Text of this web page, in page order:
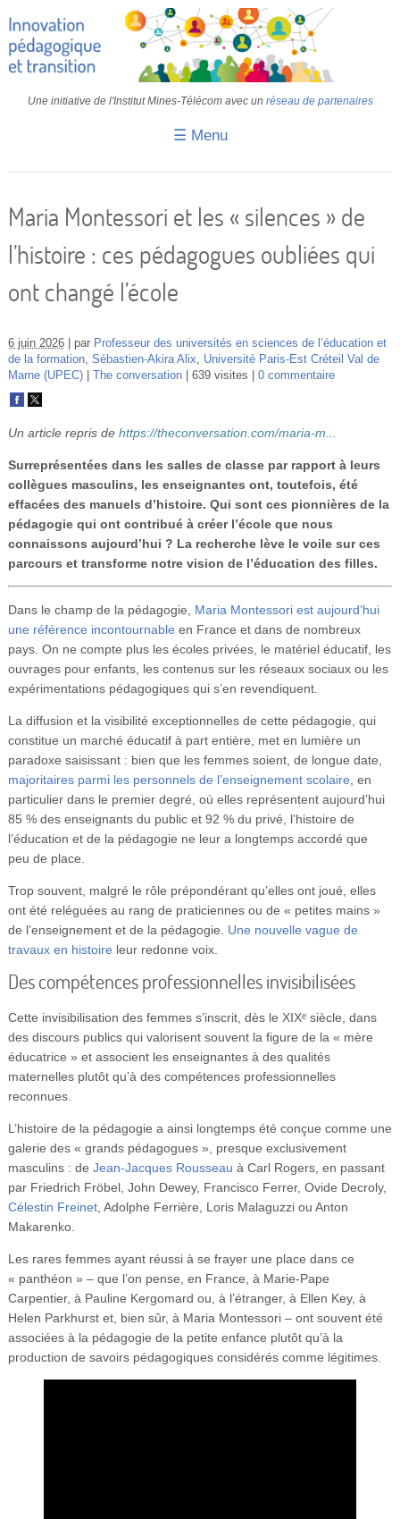
Une initiative de l'Institut Mines-Télécom avec un réseau de partenaires
☰ Menu
Transition
IMT
Colloques
Se connecter
Maria Montessori et les « silences » de
l’histoire : ces pédagogues oubliées qui
ont changé l’école
6 juin 2026 par Professeur des universités en sciences de l’éducation et
de la formation, Sébastien-Akira Alix
Université Paris-Est Créteil Val de
Marne (UPEC)
The conversation 639 visites 0 commentaire
Un article repris de https://theconversation.com/maria-m...
Surreprésentées dans les salles de classe par rapport à leurs
collègues masculins, les enseignantes ont, toutefois, été
effacées des manuels d’histoire. Qui sont ces pionnières de la
pédagogie qui ont contribué à créer l’école que nous
connaissons aujourd’hui ? La recherche lève le voile sur ces
parcours et transforme notre vision de l’éducation des filles.
Dans le champ de la pédagogie, Maria Montessori est aujourd’hui
une référence incontournable en France et dans de nombreux
pays. On ne compte plus les écoles privées, le matériel éducatif, les
ouvrages pour enfants, les contenus sur les réseaux sociaux ou les
expérimentations pédagogiques qui s’en revendiquent.
La diffusion et la visibilité exceptionnelles de cette pédagogie, qui
constitue un marché éducatif à part entière, met en lumière un
paradoxe saisissant : bien que les femmes soient, de longue date,
majoritaires parmi les personnels de l’enseignement scolaire , en
particulier dans le premier degré, où elles représentent aujourd’hui
85 % des enseignants du public et 92 % du privé, l’histoire de
l’éducation et de la pédagogie ne leur a longtemps accordé que
peu de place.
Trop souvent, malgré le rôle prépondérant qu’elles ont joué, elles
ont été reléguées au rang de praticiennes ou de « petites mains »
de l’enseignement et de la pédagogie. Une nouvelle vague de
travaux en histoire leur redonne voix.
Des compétences professionnelles invisibilisées
Cette invisibilisation des femmes s’inscrit, dès le XIXᵉ siècle, dans
des discours publics qui valorisent souvent la figure de la « mère
éducatrice » et associent les enseignantes à des qualités
maternelles plutôt qu’à des compétences professionnelles
reconnues.
L’histoire de la pédagogie a ainsi longtemps été conçue comme une
galerie des « grands pédagogues », presque exclusivement
masculins : de Jean-Jacques Rousseau à Carl Rogers, en passant
par Friedrich Fröbel, John Dewey, Francisco Ferrer, Ovide Decroly,
Célestin Freinet, Adolphe Ferrière, Loris Malaguzzi ou Anton
Makarenko.
Les rares femmes ayant réussi à se frayer une place dans ce
« panthéon » – que l’on pense, en France, à Marie-Pape
Carpentier, à Pauline Kergomard ou, à l’étranger, à Ellen Key, à
Helen Parkhurst et, bien sûr, à Maria Montessori – ont souvent été
associées à la pédagogie de la petite enfance plutôt qu’à la
production de savoirs pédagogiques considérés comme légitimes.